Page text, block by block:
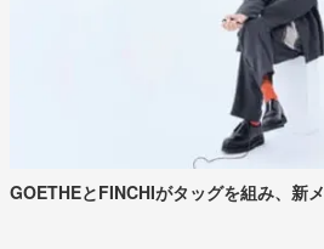
GOETHEとFINCHIがタッグを組み、新